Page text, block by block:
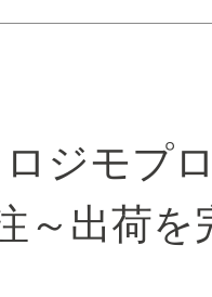
ロジモプ
～出荷を